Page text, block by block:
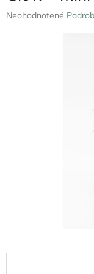
Priemerné
Neohodnotené